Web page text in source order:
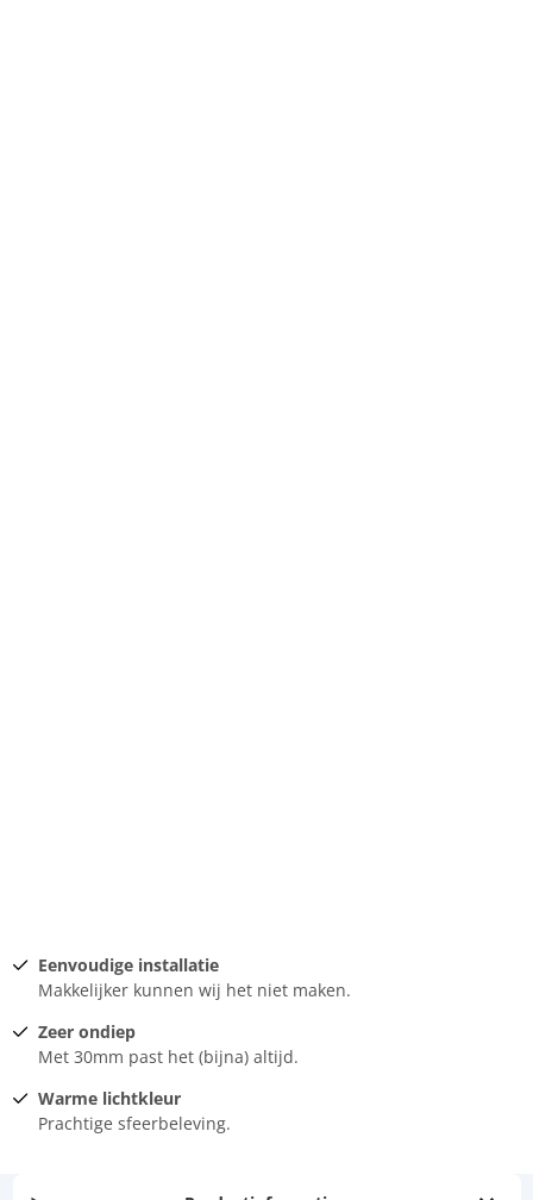
Eenvoudige installatie
Makkelijker kunnen wij het niet maken.
Zeer ondiep
Met 30mm past het (bijna) altijd.
Warme lichtkleur
Prachtige sfeerbeleving.